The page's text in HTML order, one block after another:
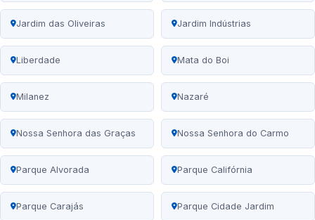
Jardim das Oliveiras Jardim Indústrias
Liberdade Mata do Boi
Milanez Nazaré
Nossa Senhora das Graças Nossa Senhora do Carmo
Parque Alvorada Parque Califórnia
Parque Carajás Parque Cidade Jardim